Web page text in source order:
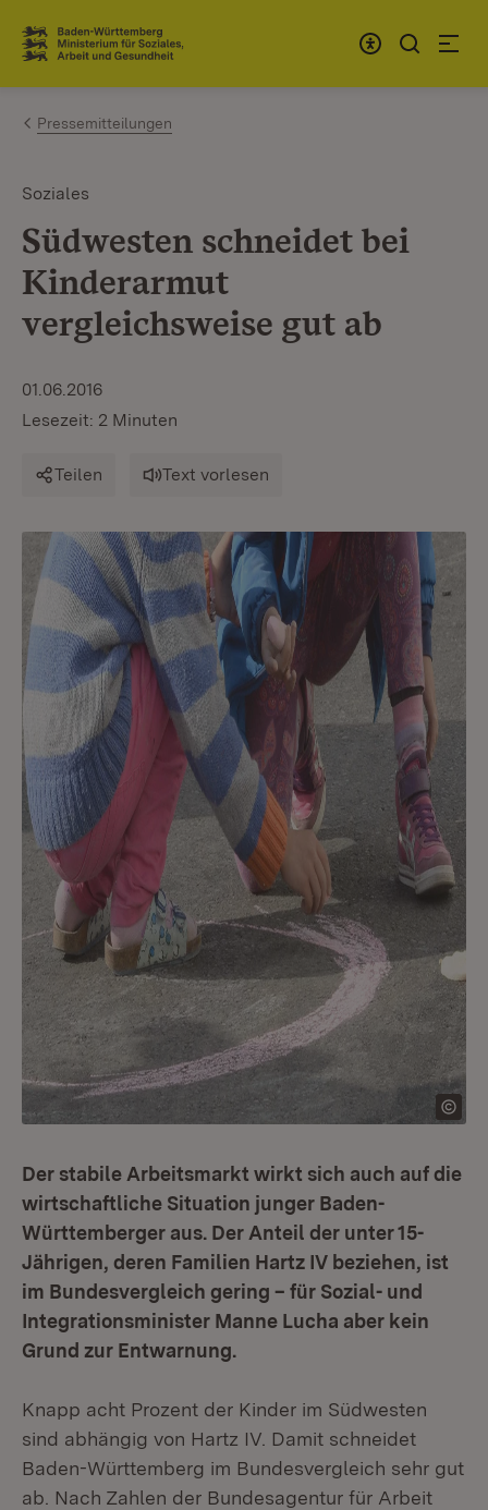
Zum Inhalt springen
Link zur Startseite
Pressemitteilungen
Soziales
Südwesten schneidet bei
Kinderarmut
vergleichsweise gut ab
01.06.2016
Lesezeit: 2 Minuten
Teilen Text vorlesen
Der stabile Arbeitsmarkt wirkt sich auch auf die
wirtschaftliche Situation junger Baden-
Württemberger aus. Der Anteil der unter 15-
Jährigen, deren Familien Hartz IV beziehen, ist
im Bundesvergleich gering – für Sozial- und
Integrationsminister Manne Lucha aber kein
Grund zur Entwarnung.
Knapp acht Prozent der Kinder im Südwesten
sind abhängig von Hartz IV. Damit schneidet
Baden-Württemberg im Bundesvergleich sehr gut
ab. Nach Zahlen der Bundesagentur für Arbeit